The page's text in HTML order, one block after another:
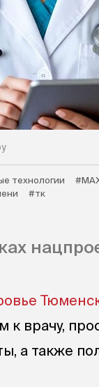
технологии
#тк
врачу,
а также